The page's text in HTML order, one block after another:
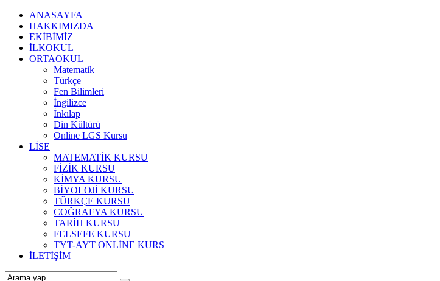
ANASAYFA
HAKKIMIZDA
EKİBİMİZ
İLKOKUL
ORTAOKUL
Matematik
Türkçe
Fen Bilimleri
İngilizce
İnkılap
Din Kültürü
Online LGS Kursu
LİSE
MATEMATİK KURSU
FİZİK KURSU
KİMYA KURSU
BİYOLOJİ KURSU
TÜRKÇE KURSU
COĞRAFYA KURSU
TARİH KURSU
FELSEFE KURSU
TYT-AYT ONLİNE KURS
İLETİŞİM